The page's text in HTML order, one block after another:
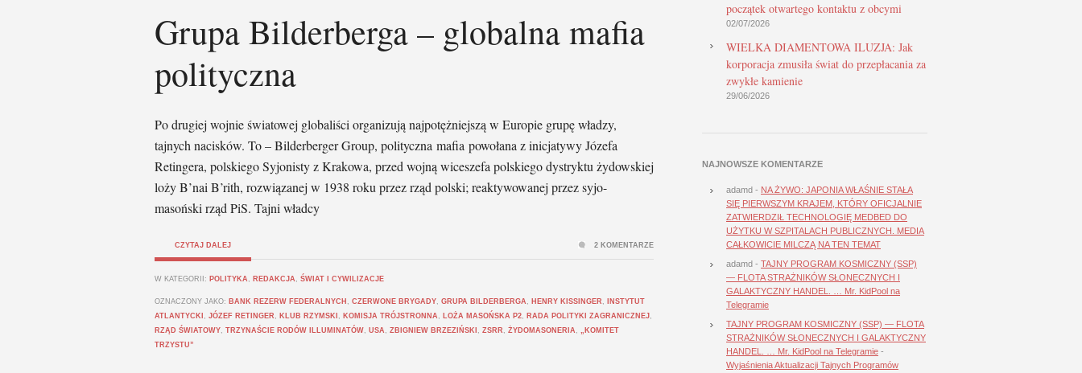
Grupa Bilderberga – globalna mafia
polityczna
Po drugiej wojnie światowej globaliści organizują najpotężniejszą w Europie grupę władzy,
tajnych nacisków. To – Bilderberger Group, polityczna mafia powołana z inicjatywy Józefa
Retingera, polskiego Syjonisty z Krakowa, przed wojną wiceszefa polskiego dystryktu żydowskiej
loży B’nai B’rith, rozwiązanej w 1938 roku przez rząd polski; reaktywowanej przez syjo-
masoński rząd PiS. Tajni władcy
CZYTAJ DALEJ
W KATEGORII: POLITYKA , REDAKCJA , ŚWIAT I CYWILIZACJE
OZNACZONY JAKO: BANK REZERW FEDERALNYCH , CZERWONE BRYGADY, GRUPA BILDERBERGA , HENRY KISSINGER ,
INSTYTUT
ATLANTYCKI , JÓZEF RETINGER , KLUB RZYMSKI , KOMISJA TRÓJSTRONNA , LOŻA MASOŃSKA P2, RADA POLITYKI ZAGRANICZNEJ,
RZĄD ŚWIATOWY, TRZYNAŚCIE RODÓW ILLUMINATÓW, USA , ZBIGNIEW BRZEZIŃSKI , ZSRR , ŻYDOMASONERIA , „KOMITET
TRZYSTU”
2 KOMENTARZE
początek otwartego kontaktu z obcymi
02/07/2026
WIELKA DIAMENTOWA ILUZJA: Jak
korporacja zmusiła świat do przepłacania za
zwykłe kamienie
29/06/2026
NAJNOWSZE KOMENTARZE
adamd - NA ŻYWO: JAPONIA WŁAŚNIE STAŁA
SIĘ PIERWSZYM KRAJEM, KTÓRY OFICJALNIE
ZATWIERDZIŁ TECHNOLOGIĘ MEDBED DO
UŻYTKU W SZPITALACH PUBLICZNYCH. MEDIA
CAŁKOWICIE MILCZĄ NA TEN TEMAT
adamd - TAJNY PROGRAM KOSMICZNY (SSP)
— FLOTA STRAŻNIKÓW SŁONECZNYCH I
GALAKTYCZNY HANDEL. … Mr. KidPool na
Telegramie
TAJNY PROGRAM KOSMICZNY (SSP) — FLOTA
STRAŻNIKÓW SŁONECZNYCH I GALAKTYCZNY
HANDEL. … Mr. KidPool na Telegramie -
Wyjaśnienia Aktualizacji Tajnych Programów